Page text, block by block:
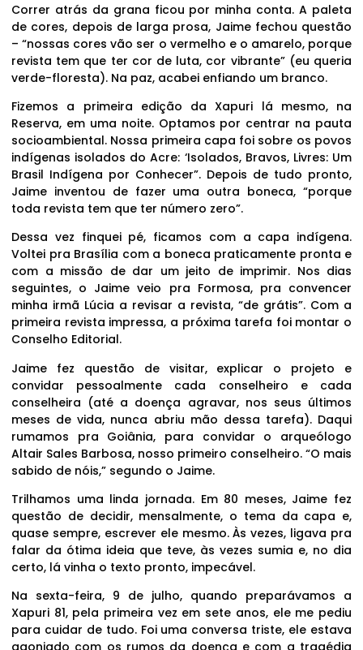
Correr atrás da grana ficou por minha conta. A paleta
de cores, depois de larga prosa, Jaime fechou questão
– “nossas cores vão ser o vermelho e o amarelo, porque
revista tem que ter cor de luta, cor vibrante” (eu queria
verde-floresta). Na paz, acabei enfiando um branco.
Fizemos a primeira edição da Xapuri lá mesmo, na
Reserva, em uma noite. Optamos por centrar na pauta
socioambiental. Nossa primeira capa foi sobre os povos
indígenas isolados do Acre: ‘Isolados, Bravos, Livres: Um
Brasil Indígena por Conhecer”. Depois de tudo pronto,
Jaime inventou de fazer uma outra boneca, “porque
toda revista tem que ter número zero”.
Dessa vez finquei pé, ficamos com a capa indígena.
Voltei pra Brasília com a boneca praticamente pronta e
com a missão de dar um jeito de imprimir. Nos dias
seguintes, o Jaime veio pra Formosa, pra convencer
minha irmã Lúcia a revisar a revista, “de grátis”. Com a
primeira revista impressa, a próxima tarefa foi montar o
Conselho Editorial.
Jaime fez questão de visitar, explicar o projeto e
convidar pessoalmente cada conselheiro e cada
conselheira (até a doença agravar, nos seus últimos
meses de vida, nunca abriu mão dessa tarefa). Daqui
rumamos pra Goiânia, para convidar o arqueólogo
Altair Sales Barbosa, nosso primeiro conselheiro. “O mais
sabido de nóis,” segundo o Jaime.
Trilhamos uma linda jornada. Em 80 meses, Jaime fez
questão de decidir, mensalmente, o tema da capa e,
quase sempre, escrever ele mesmo. Às vezes, ligava pra
falar da ótima ideia que teve, às vezes sumia e, no dia
certo, lá vinha o texto pronto, impecável.
Na sexta-feira, 9 de julho, quando preparávamos a
Xapuri 81, pela primeira vez em sete anos, ele me pediu
para cuidar de tudo. Foi uma conversa triste, ele estava